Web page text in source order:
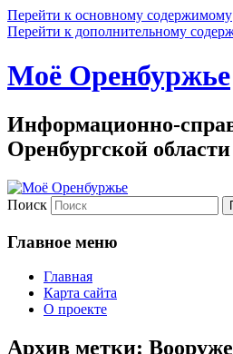
Перейти к основному содержимому
Перейти к дополнительному
Моё Оренбуржье
Информационно-
Оренбургской области
Поиск
Главное меню
Главная
Карта сайта
О проекте
Архив метки: